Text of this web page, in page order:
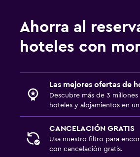
Albornoz
Baño privado
Baño pequeño adicional
Papel higiénico
Servicios y facilidades
Ahorra al
hoteles con
Las mejores ofertas de
Descubre más de 3
hoteles y alojamientos en
CANCELACIÓN GRATIS
Usa nuestro filtro para
con cancelación gratis.